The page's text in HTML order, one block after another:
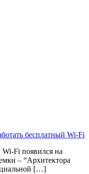
бесплатный Wi-Fi
Fi появился на
– “Архитектора
[…]